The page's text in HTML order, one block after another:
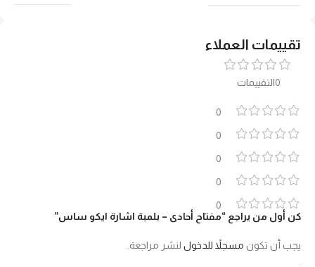
تقييمات العملاء
0التقييمات
0
0
0
0
0
كن أول من يراجع “مفتاح أحادى – بلمبة اشارة ايكو ساس”
يجب أن تكون مسجلاً للدخول لنشر مراجعة.